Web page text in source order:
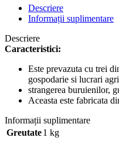
Descriere
Informații suplimentare
Descriere
Caracteristici:
Este prevazuta cu trei
gospodarie si lucrari
strangerea buruienilor,
Aceasta este fabricata
Informații suplimentare
Greutate1 kg